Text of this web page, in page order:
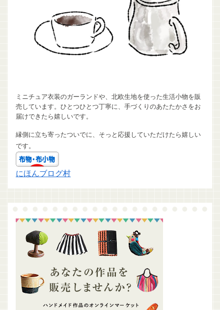
ミニチュア衣装のガーランドや、北欧生地を使った生活小物を販
売しています。ひとつひとつ丁寧に、手づくりのあたたかさをお
届けできたら嬉しいです。
縁側に立ち寄ったついでに、そっと応援していただけたら嬉しい
です。
にほんブログ村